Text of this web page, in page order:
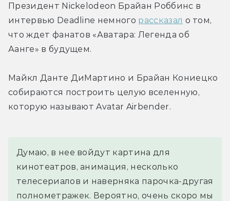
Президент Nickelodeon Брайан Роббинс в
интервью Deadline немного рассказал о том,
что ждет фанатов «Аватара: Легенда об
Аанге» в будущем.
Майкл Данте ДиМартино и Брайан Кониецко
собираются построить целую вселенную,
которую называют Avatar Airbender.
Думаю, в нее войдут картина для
кинотеатров, анимация, несколько
телесериалов и наверняка парочка-другая
полнометражек. Вероятно, очень скоро мы